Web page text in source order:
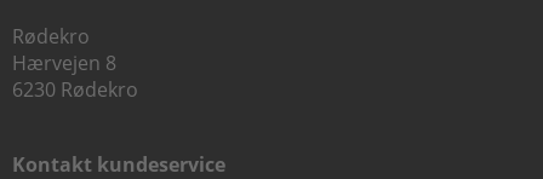
Rødekro
Hærvejen 8
6230 Rødekro
Kontakt kundeservice